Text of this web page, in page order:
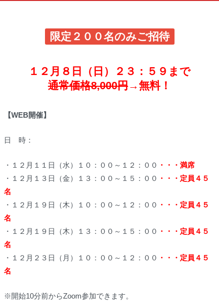
限定２００名のみご招待
１２月８日（日）２３：５９まで
通常価格8,000円→無料！
【WEB開催】
日 時：
・１２月１１日（水）１０：００～１２：００ ・・・満席
・１２月１３日（金）１３：００～１５：００ ・・・定員４５
名
・１２月１９日（木）１０：００～１２：００ ・・・定員４５
名
・１２月１９日（木）１３：００～１５：００ ・・・定員４５
名
・１２月２３日（月）１０：００～１２：００ ・・・定員４５
名
※開始10分前からZoom参加できます。